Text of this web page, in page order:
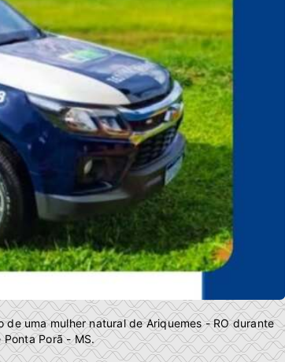
uma mulher natural de Ariquemes - RO durante
Porã - MS.